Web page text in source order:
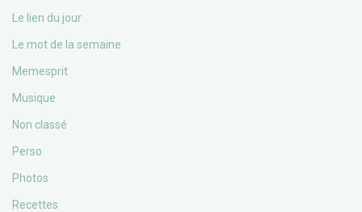
Le lien du jour
Le mot de la semaine
Memesprit
Musique
Non classé
Perso
Photos
Recettes